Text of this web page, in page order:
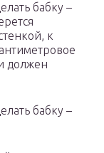
бабку –
к
должен
бабку –